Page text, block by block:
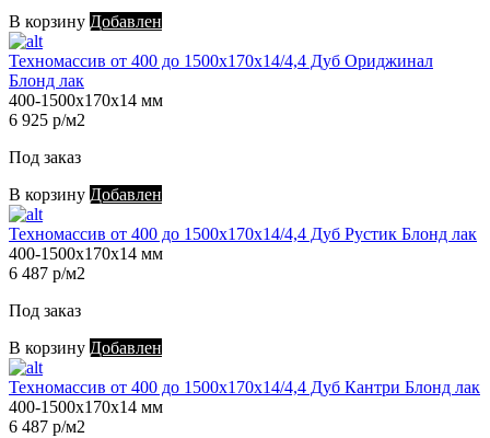
В корзину Добавлен
Техномассив от 400 до 1500х170х14/4,4 Дуб Ориджинал
Блонд лак
400-1500х170х14 мм
6 925 р/м2
Под заказ
В корзину Добавлен
Техномассив от 400 до 1500х170х14/4,4 Дуб Рустик Блонд лак
400-1500х170х14 мм
6 487 р/м2
Под заказ
В корзину Добавлен
Техномассив от 400 до 1500х170х14/4,4 Дуб Кантри Блонд лак
400-1500х170х14 мм
6 487 р/м2